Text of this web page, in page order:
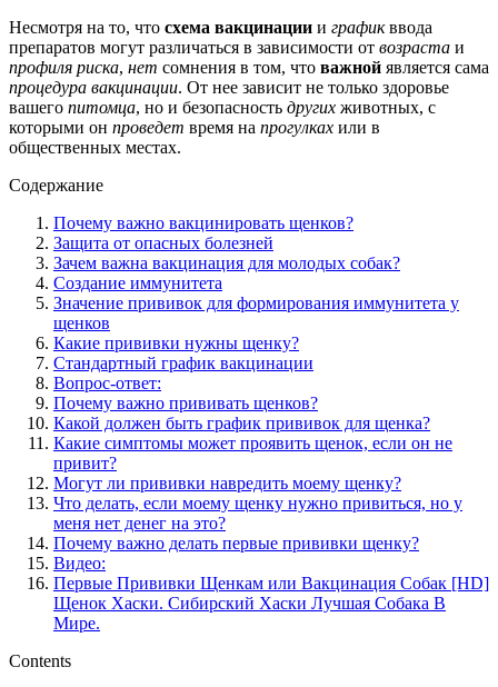
Несмотря на то, что схема вакцинации и графикввода
препаратов могут различаться в зависимости от возраста и
профиля риска, нет сомнения в том, что важной является сама
процедура вакцинации. От нее зависит не только здоровье
вашего питомца, но и безопасность других животных, с
которыми он проведет время на прогулках или в
общественных местах.
Содержание
Почему важно вакцинировать щенков?
Защита от опасных болезней
Зачем важна вакцинация для молодых собак?
Создание иммунитета
Значение прививок для формирования иммунитета у
щенков
Какие прививки нужны щенку?
Стандартный график вакцинации
Вопрос-ответ:
Почему важно прививать щенков?
Какой должен быть график прививок для щенка?
Какие симптомы может проявить щенок, если он не
привит?
Могут ли прививки навредить моему щенку?
Что делать, если моему щенку нужно привиться, но у
меня нет денег на это?
Почему важно делать первые прививки щенку?
Видео:
Первые Прививки Щенкам или Вакцинация Собак [HD]
Щенок Хаски. Сибирский Хаски Лучшая Собака В
Мире.
Contents